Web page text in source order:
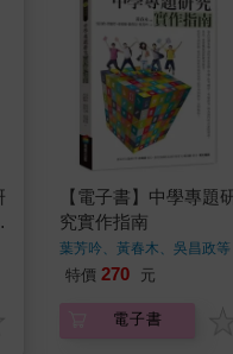
【電子書】中學專題
究實作指南
葉芳吟、黃春木、吳昌政等
著
特價 270 元
電子書